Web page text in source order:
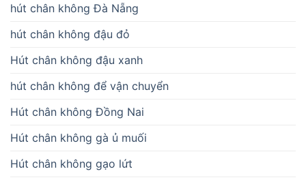
hút chân không Đà Nẵng
hút chân không đậu đỏ
Hút chân không đậu xanh
hút chân không để vận chuyển
Hút chân không Đồng Nai
Hút chân không gà ủ muối
Hút chân không gạo lứt